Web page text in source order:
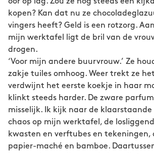
kopen? Kan dat nu ze
vingers heeft? Geld is een rotzorg.
mijn werktafel ligt de bril van de
drogen.
‘Voor mijn andere buurvrouw.’ Ze
zakje tuiles omhoog. Weer trekt ze
verdwijnt het eerste koekje in haar
klinkt steeds harder. De zware
misselijk. Ik kijk naar de klaarstaande
chaos op mijn werktafel, de
kwasten en verftubes en tekeningen,
papier-maché en bamboe.